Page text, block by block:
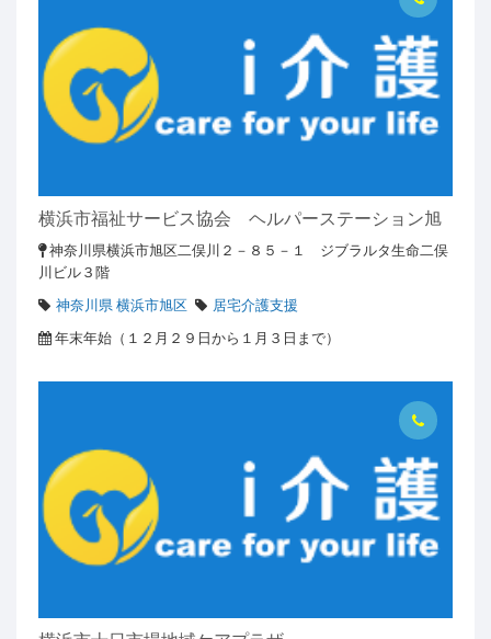
横浜市福祉サービス協会 ヘルパーステーション旭
神奈川県横浜市旭区二俣川２－８５－１ ジブラルタ生命二俣
川ビル３階
神奈川県 横浜市旭区
居宅介護支援
年末年始（１２月２９日から１月３日まで）